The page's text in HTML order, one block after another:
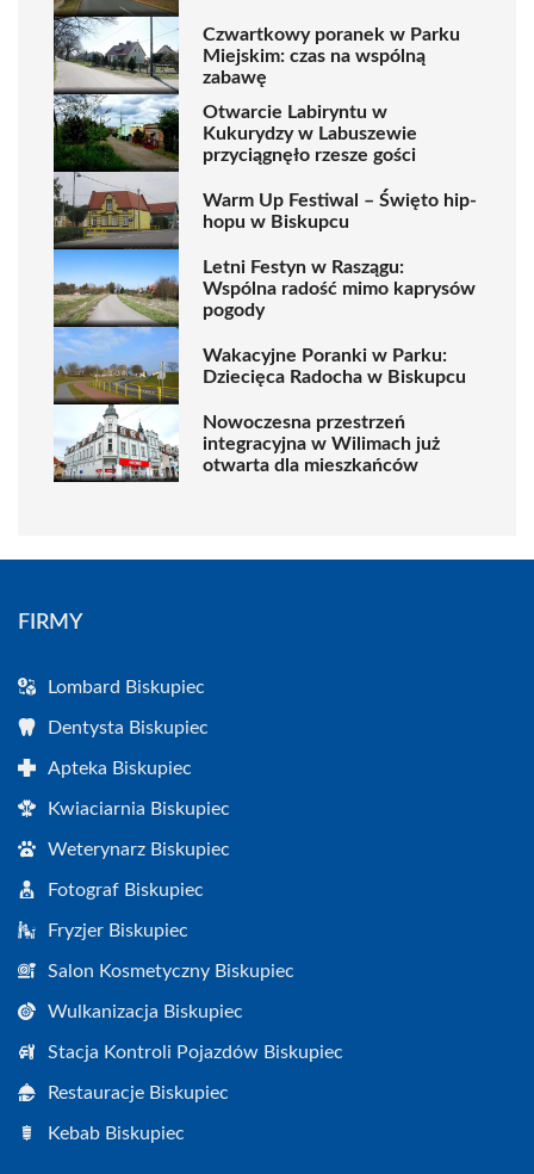
Czwartkowy poranek w Parku
Miejskim: czas na wspólną
zabawę
Otwarcie Labiryntu w
Kukurydzy w Labuszewie
przyciągnęło rzesze gości
Warm Up Festiwal – Święto hip-
hopu w Biskupcu
Letni Festyn w Raszągu:
Wspólna radość mimo kaprysów
pogody
Wakacyjne Poranki w Parku:
Dziecięca Radocha w Biskupcu
Nowoczesna przestrzeń
integracyjna w Wilimach już
otwarta dla mieszkańców
FIRMY
Lombard Biskupiec
Dentysta Biskupiec
Apteka Biskupiec
Kwiaciarnia Biskupiec
Weterynarz Biskupiec
Fotograf Biskupiec
Fryzjer Biskupiec
Salon Kosmetyczny Biskupiec
Wulkanizacja Biskupiec
Stacja Kontroli Pojazdów Biskupiec
Restauracje Biskupiec
Kebab Biskupiec